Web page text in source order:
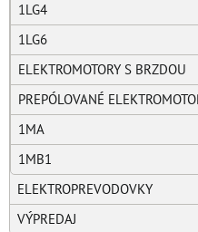
1LG4
1LG6
ELEKTROMOTORY S BRZDOU
PREPÓLOVANÉ
1MA
1MB1
ELEKTROPREVODOVKY
VÝPREDAJ